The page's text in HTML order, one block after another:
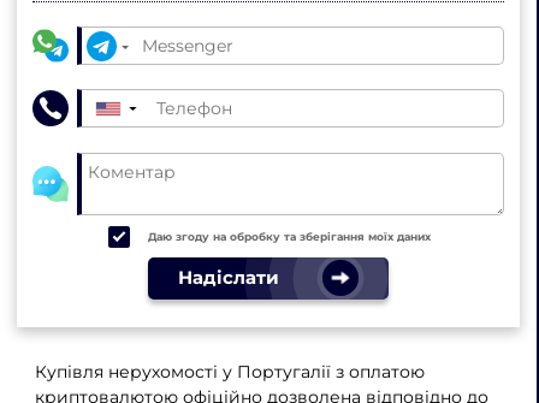
▼
Даю згоду на обробку та зберігання моїх даних
Надіслати
Купівля нерухомості у Португалії з оплатою
криптовалютою офіційно дозволена відповідно до